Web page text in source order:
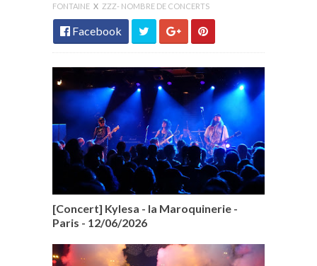
FONTAINE X ZZZ- NOMBRE DE CONCERTS
Facebook
[Concert] Kylesa - la Maroquinerie -
Paris - 12/06/2026